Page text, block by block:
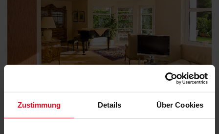
Zustimmung Details Über Cookies